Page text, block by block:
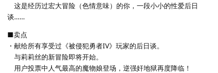
这是经历过宏大冒险（色情意味）的你，一段小小的性爱后日
谈……
■卖点
・献给所有享受过《被侵犯勇者IV》玩家的后日谈。
与莉莉丝的新冒险即将开始。
用户投票中人气最高的魔物娘登场，逆强奸地狱再度降临！